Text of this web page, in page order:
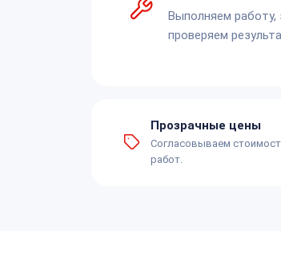
Выполняем
проверяем
Прозрачные цены
Согласовываем
работ.